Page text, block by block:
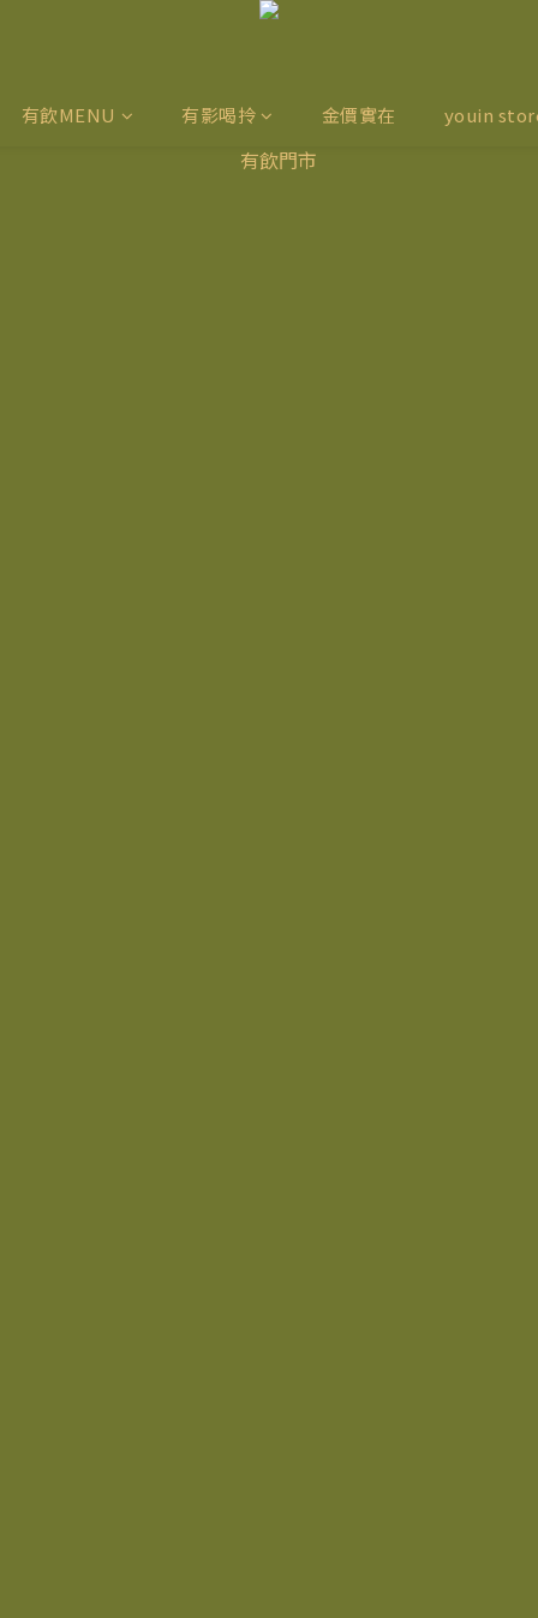
有飲MENU 有影喝拎 金價實在 youin